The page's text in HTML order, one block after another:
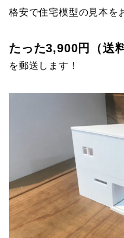
格安で住宅模型の見本を
たった3,900円（送
を郵送します！